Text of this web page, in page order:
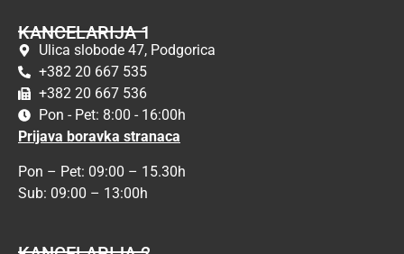
KANCELARIJA 1
Ulica slobode 47, Podgorica
+382 20 667 535
+382 20 667 536
Pon - Pet: 8:00 - 16:00h
Prijava boravka stranaca
Pon – Pet: 09:00 – 15.30h
Sub: 09:00 – 13:00h